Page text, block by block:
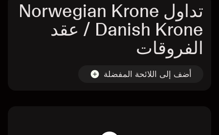
تداول Norwegian Krone
/ Danish Krone عقد
الفروقات
أضف إلى اللائحة المفضلة